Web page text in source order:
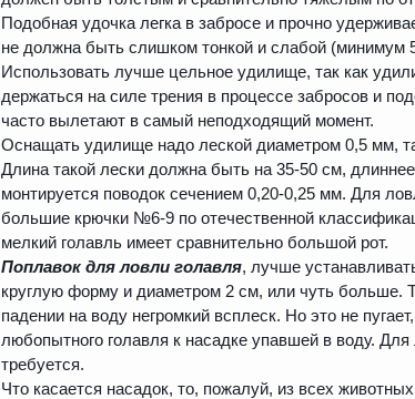
Подобная удочка легка в забросе и прочно
не должна быть слишком тонкой и слабой (минимум
Использовать лучше цельное удилище, так как
держаться на силе трения в процессе забросов и
часто вылетают в самый неподходящий момент.
Оснащать удилище надо леской диаметром 0,5 мм,
Длина такой лески должна быть на 35-50 см,
монтируется поводок сечением 0,20-0,25 мм. Для
большие крючки №6-9 по отечественной
мелкий голавль имеет сравнительно большой рот.
Поплавок для ловли голавля, лучше
круглую форму и диаметром 2 см, или чуть больше.
падении на воду негромкий всплеск. Но это не
любопытного голавля к насадке упавшей в воду.
требуется.
Что касается насадок, то, пожалуй, из всех